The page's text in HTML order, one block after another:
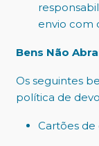
envio com
Bens Não
Os seguintes
política de
Cartões de